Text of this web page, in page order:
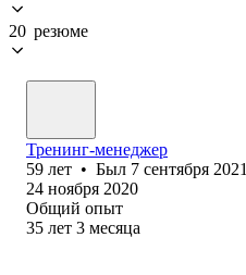
20 резюме
Тренинг-менеджер
59 лет • Был 7 сентября 2021
24 ноября 2020
Общий опыт
35 лет 3 месяца